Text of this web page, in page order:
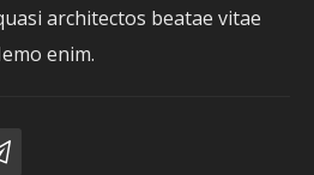
architectos beatae vitae
enim.